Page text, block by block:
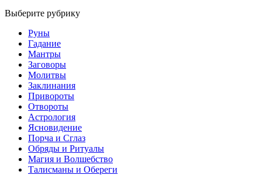
Выберите рубрику
Руны
Гадание
Мантры
Заговоры
Молитвы
Заклинания
Привороты
Отвороты
Астрология
Ясновидение
Порча и Сглаз
Обряды и Ритуалы
Магия и Волшебство
Талисманы и Обереги